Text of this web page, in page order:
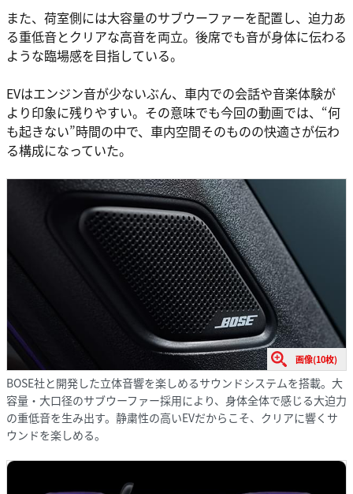
また、荷室側には大容量のサブウーファーを配置し、迫力あ
る重低音とクリアな高音を両立。後席でも音が身体に伝わる
ような臨場感を目指している。
EVはエンジン音が少ないぶん、車内での会話や音楽体験が
より印象に残りやすい。その意味でも今回の動画では、“何
も起きない”時間の中で、車内空間そのものの快適さが伝わ
る構成になっていた。
画像(10枚)
BOSE社と開発した立体音響を楽しめるサウンドシステムを搭載。大
容量・大口径のサブウーファー採用により、身体全体で感じる大迫力
の重低音を生み出す。静粛性の高いEVだからこそ、クリアに響くサ
ウンドを楽しめる。